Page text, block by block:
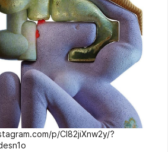
p/CI82jiXnw2y/?